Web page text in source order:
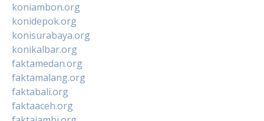
koniambon.org
konidepok.org
konisurabaya.org
konikalbar.org
faktamedan.org
faktamalang.org
faktabali.org
faktaaceh.org